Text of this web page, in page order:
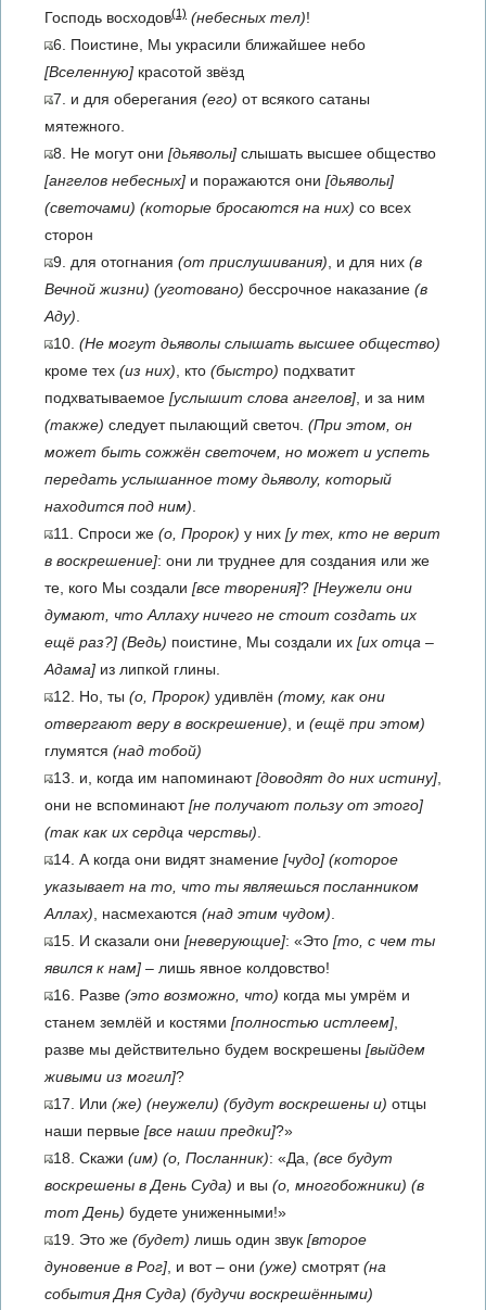
Господь восходов(1) (небесных тел)!
6. Поистине, Мы украсили ближайшее небо
[Вселенную] красотой звёзд
7. и для оберегания (его) от всякого сатаны
мятежного.
8. Не могут они [дьяволы] слышать высшее общество
[ангелов небесных] и поражаются они [дьяволы]
(светочами) (которые бросаются на них) со всех
сторон
9. для отогнания (от прислушивания) , и для них (в
Вечной жизни) (уготовано) бессрочное наказание (в
Аду)
10. (Не могут дьяволы слышать высшее общество)
кроме тех (из них) , кто (быстро) подхватит
подхватываемое [услышит слова ангелов] , и за ним
(также) следует пылающий светоч. (При этом, он
может быть сожжён светочем, но может и успеть
передать услышанное тому дьяволу, который
находится под ним)
11. Спроси же (о, Пророк) у них [у тех, кто не верит
в воскрешение]: они ли труднее для создания или же
те, кого Мы создали [все творения]? [Неужели они
думают, что Аллаху ничего не стоит создать их
ещё раз?] (Ведь) поистине, Мы создали их [их отца –
Адама] из липкой глины.
12. Но, ты (о, Пророк) удивлён (тому, как они
отвергают веру в воскрешение) , и (ещё при этом)
глумятся (над тобой)
13. и, когда им напоминают[доводят до них истину]
они не вспоминают[не получают пользу от этого]
(так как их сердца черствы)
14. А когда они видят знамение [чудо] (которое
указывает на то, что ты являешься посланником
Аллах) , насмехаются (над этим чудом)
15. И сказали они [неверующие]: «Это [то, с чем ты
явился к нам] – лишь явное колдовство!
16. Разве (это возможно, что) когда мы умрём и
станем землёй и костями [полностью истлеем]
разве мы действительно будем воскрешены [выйдем
живыми из могил]?
17. Или (же) (неужели) (будут воскрешены и) отцы
наши первые [все наши предки]?»
18. Скажи (им) (о, Посланник): «Да, (все будут
воскрешены в День Суда) и вы (о, многобожники) (в
тот День) будете униженными!»
19. Это же (будет) лишь один звук [второе
дуновение в Рог] , и вот – они (уже) смотрят(на
события Дня Суда) (будучи воскрешёнными)